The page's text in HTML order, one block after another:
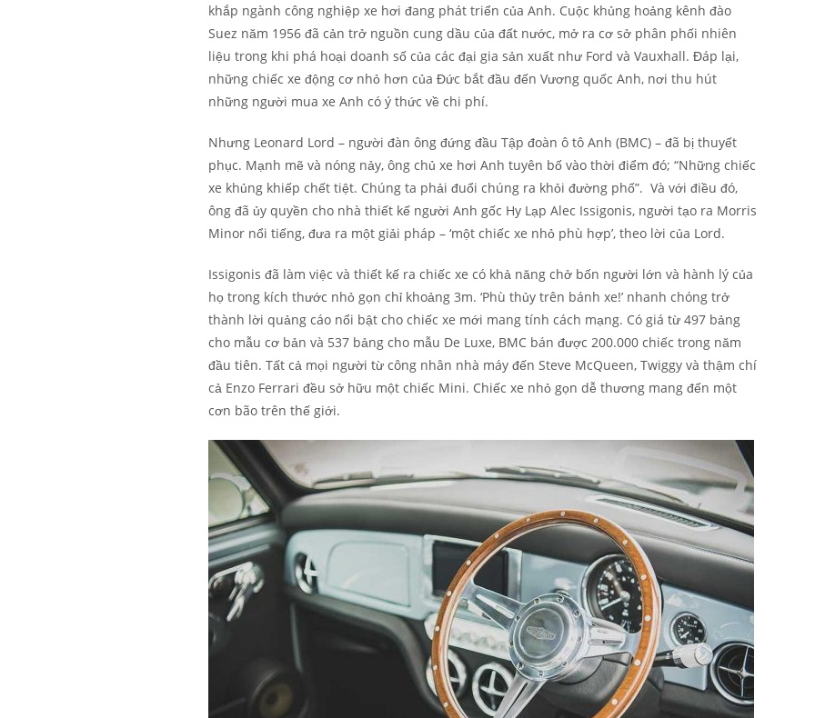
khắp ngành công nghiệp xe hơi đang phát triển của Anh. Cuộc khủng hoảng kênh đào
Suez năm 1956 đã cản trở nguồn cung dầu của đất nước, mở ra cơ sở phân phối nhiên
liệu trong khi phá hoại doanh số của các đại gia sản xuất như Ford và Vauxhall. Đáp lại,
những chiếc xe động cơ nhỏ hơn của Đức bắt đầu đến Vương quốc Anh, nơi thu hút
những người mua xe Anh có ý thức về chi phí.
Nhưng Leonard Lord – người đàn ông đứng đầu Tập đoàn ô tô Anh (BMC) – đã bị thuyết
phục. Mạnh mẽ và nóng nảy, ông chủ xe hơi Anh tuyên bố vào thời điểm đó; “Những chiếc
xe khủng khiếp chết tiệt. Chúng ta phải đuổi chúng ra khỏi đường phố”. Và với điều đó,
ông đã ủy quyền cho nhà thiết kế người Anh gốc Hy Lạp Alec Issigonis, người tạo ra Morris
Minor nổi tiếng, đưa ra một giải pháp – ‘một chiếc xe nhỏ phù hợp’, theo lời của Lord.
Issigonis đã làm việc và thiết kế ra chiếc xe có khả năng chở bốn người lớn và hành lý của
họ trong kích thước nhỏ gọn chỉ khoảng 3m. ‘Phù thủy trên bánh xe!’ nhanh chóng trở
thành lời quảng cáo nổi bật cho chiếc xe mới mang tính cách mạng. Có giá từ 497 bảng
cho mẫu cơ bản và 537 bảng cho mẫu De Luxe, BMC bán được 200.000 chiếc trong năm
đầu tiên. Tất cả mọi người từ công nhân nhà máy đến Steve McQueen, Twiggy và thậm chí
cả Enzo Ferrari đều sở hữu một chiếc Mini. Chiếc xe nhỏ gọn dễ thương mang đến một
cơn bão trên thế giới.